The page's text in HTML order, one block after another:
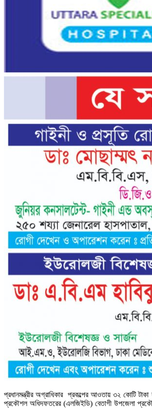
প্রধানমন্ত্রীর অগ্রাধিকার প্রকল্পের আওতায় ৩২ কোটি টাকা
প্রকৌশল অধিদফতরের (এলজিইডি) বেতাগী উপজেলা